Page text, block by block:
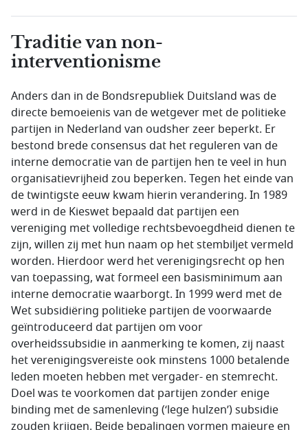
Traditie van non-
interventionisme
Anders dan in de Bondsrepubliek Duitsland was de
directe bemoeienis van de wetgever met de politieke
partijen in Nederland van oudsher zeer beperkt. Er
bestond brede consensus dat het reguleren van de
interne democratie van de partijen hen te veel in hun
organisatievrijheid zou beperken. Tegen het einde van
de twintigste eeuw kwam hierin verandering. In 1989
werd in de Kieswet bepaald dat partijen een
vereniging met volledige rechtsbevoegdheid dienen te
zijn, willen zij met hun naam op het stembiljet vermeld
worden. Hierdoor werd het verenigingsrecht op hen
van toepassing, wat formeel een basisminimum aan
interne democratie waarborgt. In 1999 werd met de
Wet subsidiëring politieke partijen de voorwaarde
geïntroduceerd dat partijen om voor
overheidssubsidie in aanmerking te komen, zij naast
het verenigingsvereiste ook minstens 1000 betalende
leden moeten hebben met vergader- en stemrecht.
Doel was te voorkomen dat partijen zonder enige
binding met de samenleving (‘lege hulzen’) subsidie
zouden krijgen. Beide bepalingen vormen majeure en